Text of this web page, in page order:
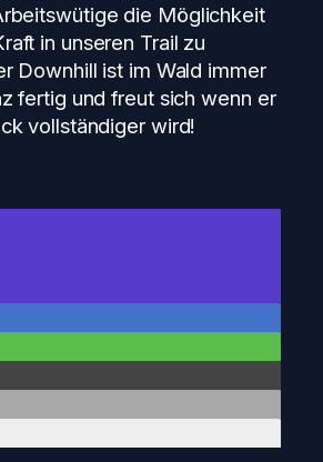
die Möglichkeit
in unseren Trail zu
Downhill ist im Wald immer
fertig und freut sich wenn er
vollständiger wird!